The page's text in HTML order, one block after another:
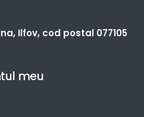
Ilfov, cod postal 077105
meu